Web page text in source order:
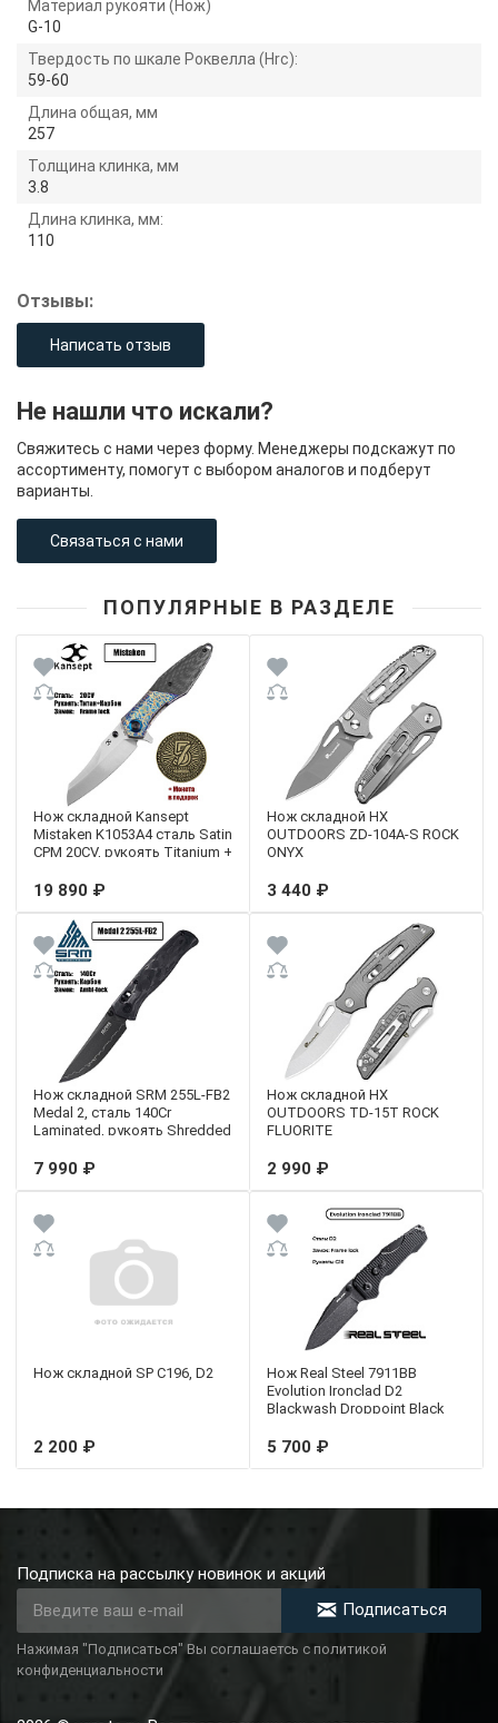
Материал рукояти (Нож)
G-10
Твердость по шкале Роквелла (Hrc):
59-60
Длина общая, мм
257
Толщина клинка, мм
3.8
Длина клинка, мм:
110
Отзывы:
Написать отзыв
Не нашли что искали?
Свяжитесь с нами через форму. Менеджеры подскажут по
ассортименту, помогут с выбором аналогов и подберут
варианты.
Связаться с нами
ПОПУЛЯРНЫЕ В РАЗДЕЛЕ
Нож складной Kansept
Mistaken K1053A4 сталь Satin
CPM 20CV, рукоять Titanium +
19 890 ₽
Нож складной HX
OUTDOORS ZD-104A-S ROCK
ONYX
3 440 ₽
Нож складной SRM 255L-FB2
Medal 2, сталь 140Cr
Laminated, рукоять Shredded
7 990 ₽
Нож складной HX
OUTDOORS TD-15T ROCK
FLUORITE
2 990 ₽
Нож складной SP С196, D2
2 200 ₽
Нож Real Steel 7911BB
Evolution Ironclad D2
Blackwash Droppoint Black
5 700 ₽
Подписка на рассылку новинок и акций
Подписаться
Нажимая "Подписаться" Вы соглашаетсь с политикой
конфиденциальности